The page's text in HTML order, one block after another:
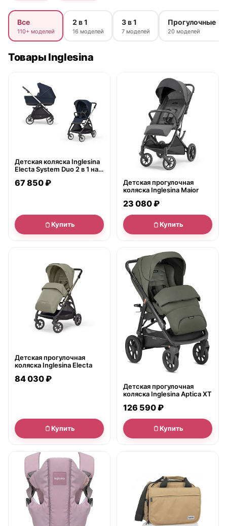
Все
110+ моделей
2 в 1
16 моделей
3 в 1
7 моделей
Прогулочные
20 моделей
Товары Inglesina
● в наличии
Детская коляска Inglesina
Electa System Duo 2 в 1 на
67 850 ₽
Купить
Детская прогулочная
коляска Inglesina Maior
23 080 ₽
Купить
Детская прогулочная
коляска Inglesina Electa
84 030 ₽
Купить
● в наличии
Детская прогулочная
коляска Inglesina Aptica XT
126 590 ₽
Купить
● в наличии